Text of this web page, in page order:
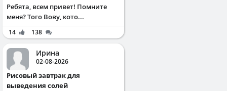
Ребята, всем привет! Помните
меня? Того Вову, кото...
14 138
Ирина
02-08-2026
Рисовый завтрак для
выведения солей